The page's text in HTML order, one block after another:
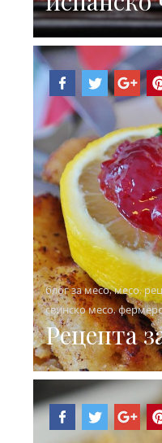
блог за месо,месо,
свинско месо,
Рецепта